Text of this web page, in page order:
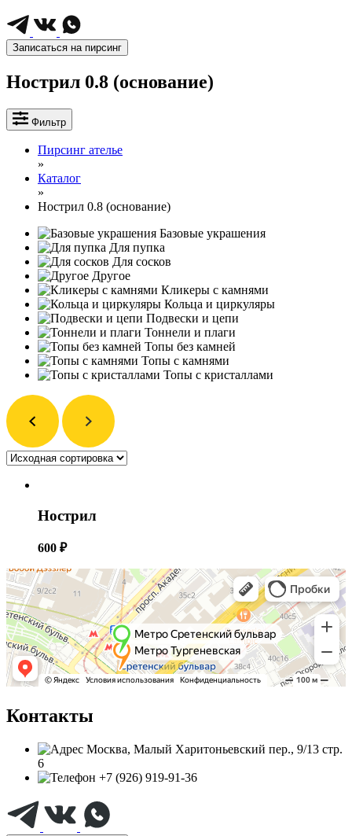
Записаться на пирсинг
Нострил 0.8 (основание)
Фильтр
Пирсинг ателье
»
Каталог
»
Нострил 0.8 (основание)
Базовые украшения
Для пупка
Для сосков
Другое
Кликеры с камнями
Кольца и циркуляры
Подвески и цепи
Тоннели и плаги
Топы без камней
Топы с камнями
Топы с кристаллами
Нострил
600 ₽
Контакты
Москва, Малый Харитоньевский пер., 9/13 стр.
6
+7 (926) 919-91-36